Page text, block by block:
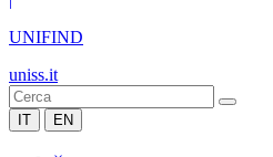
UNIFIND
uniss.it
IT EN